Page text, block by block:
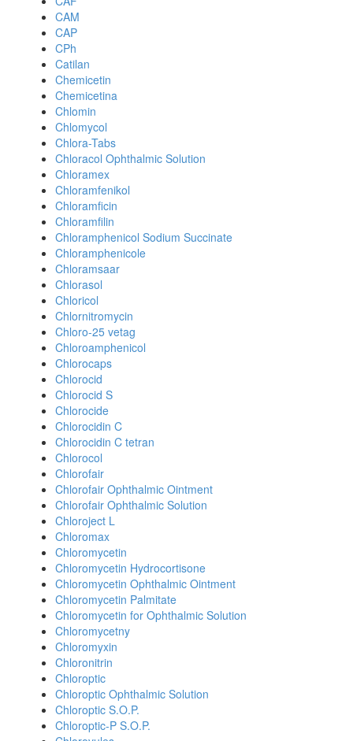
CAM
CAP
CPh
Catilan
Chemicetin
Chemicetina
Chlomin
Chlomycol
Chlora-Tabs
Chloracol Ophthalmic Solution
Chloramex
Chloramfenikol
Chloramficin
Chloramfilin
Chloramphenicol Sodium Succinate
Chloramphenicole
Chloramsaar
Chlorasol
Chloricol
Chlornitromycin
Chloro-25 vetag
Chloroamphenicol
Chlorocaps
Chlorocid
Chlorocid S
Chlorocide
Chlorocidin C
Chlorocidin C tetran
Chlorocol
Chlorofair
Chlorofair Ophthalmic Ointment
Chlorofair Ophthalmic Solution
Chloroject L
Chloromax
Chloromycetin
Chloromycetin Hydrocortisone
Chloromycetin Ophthalmic Ointment
Chloromycetin Palmitate
Chloromycetin for Ophthalmic Solution
Chloromycetny
Chloromyxin
Chloronitrin
Chloroptic
Chloroptic Ophthalmic Solution
Chloroptic S.O.P.
Chloroptic-P S.O.P.